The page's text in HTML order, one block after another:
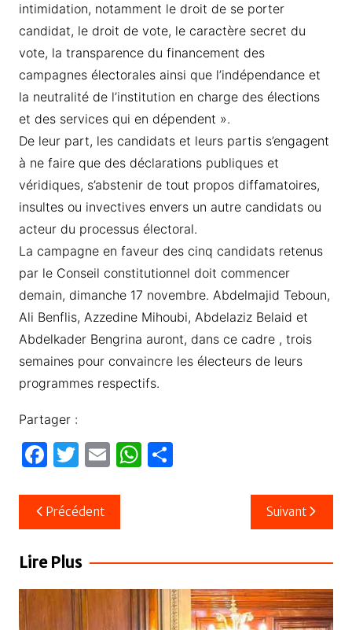
intimidation, notamment le droit de se porter
candidat, le droit de vote, le caractère secret du
vote, la transparence du financement des
campagnes électorales ainsi que l’indépendance et
la neutralité de l’institution en charge des élections
et des services qui en dépendent ».
De leur part, les candidats et leurs partis s’engagent
à ne faire que des déclarations publiques et
véridiques, s’abstenir de tout propos diffamatoires,
insultes ou invectives envers un autre candidats ou
acteur du processus électoral.
La campagne en faveur des cinq candidats retenus
par le Conseil constitutionnel doit commencer
demain, dimanche 17 novembre. Abdelmajid Teboun,
Ali Benflis, Azzedine Mihoubi, Abdelaziz Belaid et
Abdelkader Bengrina auront, dans ce cadre , trois
semaines pour convaincre les électeurs de leurs
programmes respectifs.
Partager :
F
c
e
b
o
T
itt
er
E
ail
W
A
p
P
er
Navigation
de
l’article
Précédent Suivant
Lire Plus